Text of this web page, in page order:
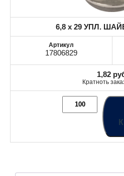
6,8 x 29 УПЛ.
17806829
1,82
Кратноть